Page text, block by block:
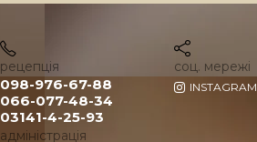
рецепція
098-976-67-88
066-077-48-34
03141-4-25-93
адміністрація
соц. мережі
INSTAGRAM